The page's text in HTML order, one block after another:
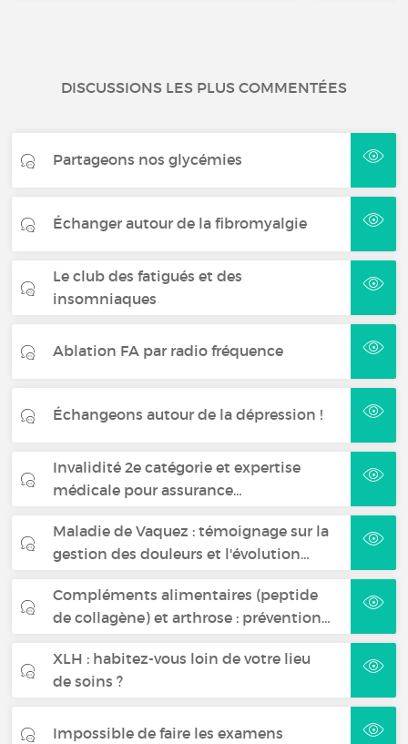
DISCUSSIONS LES PLUS COMMENTÉES
Partageons nos glycémies
Échanger autour de la fibromyalgie
Le club des fatigués et des
insomniaques
Ablation FA par radio fréquence
Échangeons autour de la dépression !
Invalidité 2e catégorie et expertise
médicale pour assurance…
Maladie de Vaquez : témoignage sur la
gestion des douleurs et l'évolution…
Compléments alimentaires (peptide
de collagène) et arthrose : prévention…
XLH : habitez-vous loin de votre lieu
de soins ?
Impossible de faire les examens